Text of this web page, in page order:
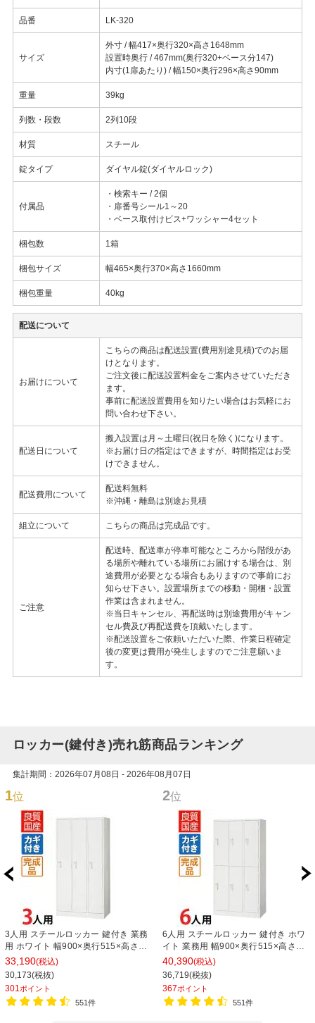
品番 LK-320
サイズ
外寸 / 幅417×奥行320×高さ1648mm
設置時奥行 / 467mm(奥行320+ベース分147)
内寸(1扉あたり) / 幅150×奥行296×高さ90mm
重量 39kg
列数・段数 2列10段
材質 スチール
錠タイプ ダイヤル錠(ダイヤルロック)
付属品
・検索キー / 2個
・扉番号シール1～20
・ベース取付けビス+ワッシャー4セット
梱包数 1箱
梱包サイズ 幅465×奥行370×高さ1660mm
梱包重量 40kg
配送について
お届けについて
こちらの商品は配送設置(費用別途見積)でのお届
けとなります。
ご注文後に配送設置料金をご案内させていただき
ます。
事前に配送設置費用を知りたい場合はお気軽にお
問い合わせ下さい。
配送日について
搬入設置は月～土曜日(祝日を除く)になります。
※お届け日の指定はできますが、時間指定はお受
けできません。
配送費用について
配送料無料
※沖縄・離島は別途お見積
組立について こちらの商品は完成品です。
ご注意
配送時、配送車が停車可能なところから階段があ
る場所や離れている場所にお届けする場合は、別
途費用が必要となる場合もありますので事前にお
知らせ下さい。設置場所までの移動・開梱・設置
作業は含まれません。
※当日キャンセル、再配送時は別途費用がキャン
セル費及び再配送費を頂戴いたします。
※配送設置をご依頼いただいた際、作業日程確定
後の変更は費用が発生しますのでご注意願いま
す。
ロッカー(鍵付き)売れ筋商品ランキング
集計期間：2026年07月08日 - 2026年08月07日
1位
3人用 スチールロッカー 鍵付き 業務
用 ホワイト 幅900×奥行515×高さ
1790mm【国産】【完成品】 オフィ
スロッカー 下駄箱 シューズロッカー
更衣ロッカー
33,190(税込)
30,173(税抜)
301 ポイント
551件
2位
6人用 スチールロッカー 鍵付き ホワ
イト 業務用 幅900×奥行515×高さ
1790mm【国産】【完成品】 オフィ
スロッカー 下駄箱 シューズロッカー
更衣ロッカー 収納 3列2段
40,390(税込)
36,719(税抜)
367ポイント
551件